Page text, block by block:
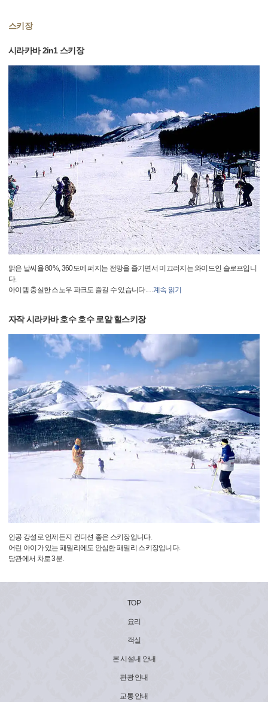
스키장
시라카바 2in1 스키장
맑은 날씨율 80%, 360도에 퍼지는 전망을 즐기면서 미끄러지는 와이드인 슬로프입니
다.
아이템 충실한 스노우 파크도 즐길 수 있습니다.…계속 읽기
자작 시라카바 호수 호수 로얄 힐스키장
인공 강설로 언제든지 컨디션 좋은 스키장입니다.
어린 아이가 있는 패밀리에도 안심한 패밀리 스키장입니다.
당관에서 차로 3분.
TOP
요리
객실
본 시설내 안내
관광 안내
교통 안내